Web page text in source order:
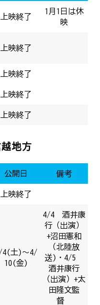
上映終了
1月1日は休
映
上映終了
上映終了
上映終了
上映終了
地方
公開日 備考
上映終了
4(土)～4/
10(金)
4/4 酒井康
行（出演）
+沼田憲和
（北陸放
送)・4/5
酒井康行
（出演）+太
田隆文監
督